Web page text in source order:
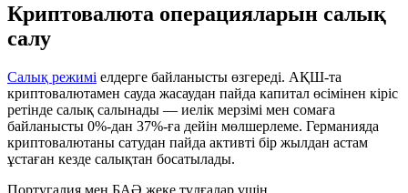
Криптовалюта операцияларын салық
салу
Салық режимі елдерге байланысты өзгереді. АҚШ-та
криптовалютамен сауда жасаудан пайда капитал өсімінен кіріс
ретінде салық салынады — иелік мерзімі мен сомаға
байланысты 0%-дан 37%-ға дейін мөлшерлеме. Германияда
криптовалютаны сатудан пайда активті бір жылдан астам
ұстаған кезде салықтан босатылады.
Португалия мен БАӘ жеке тұлғалар үшін